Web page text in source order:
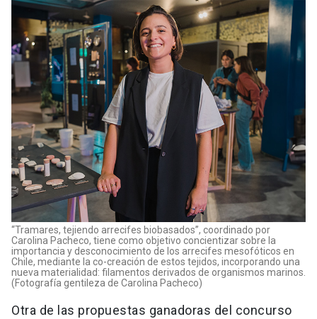
“Tramares, tejiendo arrecifes biobasados”, coordinado por
Carolina Pacheco, tiene como objetivo concientizar sobre la
importancia y desconocimiento de los arrecifes mesofóticos en
Chile, mediante la co-creación de estos tejidos, incorporando una
nueva materialidad: filamentos derivados de organismos marinos.
(Fotografía gentileza de Carolina Pacheco)
Otra de las propuestas ganadoras del concurso